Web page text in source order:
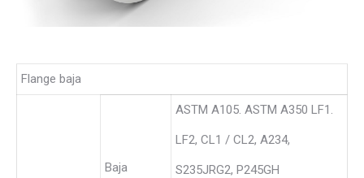
Flange baja
Baja
ASTM A105. ASTM A350 LF1.
LF2, CL1 / CL2, A234,
S235JRG2, P245GH